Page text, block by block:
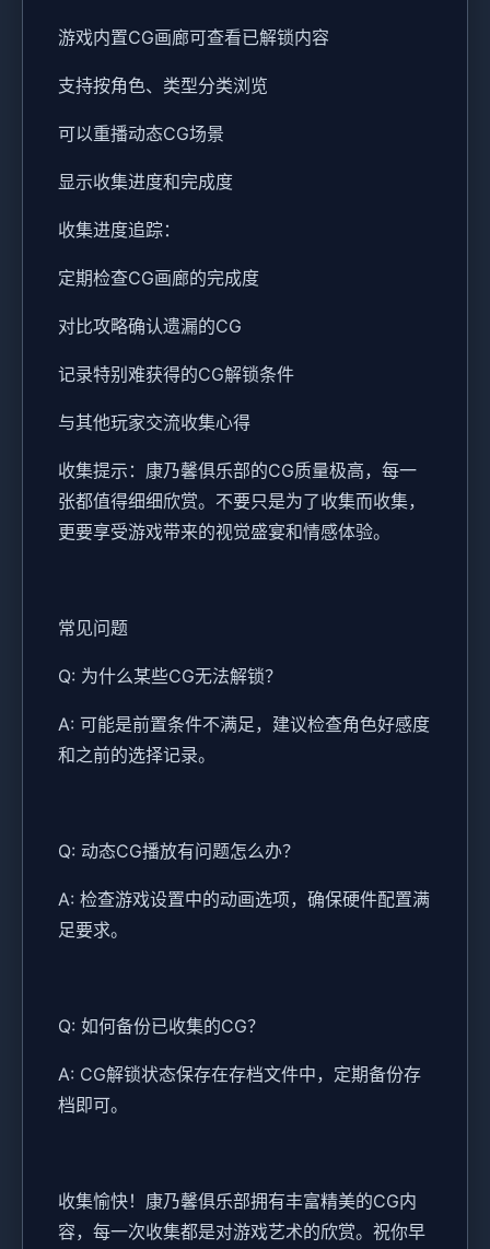
游戏内置CG画廊可查看已解锁内容
支持按角色、类型分类浏览
可以重播动态CG场景
显示收集进度和完成度
收集进度追踪：
定期检查CG画廊的完成度
对比攻略确认遗漏的CG
记录特别难获得的CG解锁条件
与其他玩家交流收集心得
收集提示：康乃馨俱乐部的CG质量极高，每一
张都值得细细欣赏。不要只是为了收集而收集，
更要享受游戏带来的视觉盛宴和情感体验。
常见问题
Q: 为什么某些CG无法解锁？
A: 可能是前置条件不满足，建议检查角色好感度
和之前的选择记录。
Q: 动态CG播放有问题怎么办？
A: 检查游戏设置中的动画选项，确保硬件配置满
足要求。
Q: 如何备份已收集的CG？
A: CG解锁状态保存在存档文件中，定期备份存
档即可。
收集愉快！康乃馨俱乐部拥有丰富精美的CG内
容，每一次收集都是对游戏艺术的欣赏。祝你早